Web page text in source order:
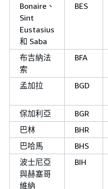
Bonaire、
Sint
Eustasius
和 Saba
BES
布吉納法
索
BFA
孟加拉 BGD
保加利亞 BGR
巴林
BHR
巴哈馬
BHS
波士尼亞
與赫塞哥
維納
BIH